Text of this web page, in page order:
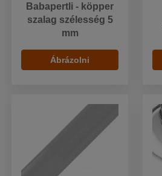
Babapertli - köpper
szalag szélesség 5
mm
Ábrázolni